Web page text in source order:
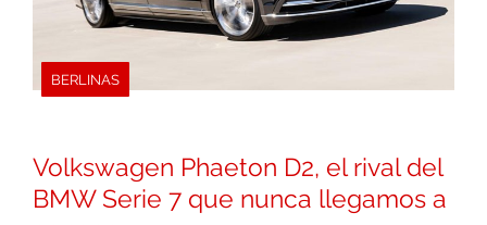
BERLINAS
Volkswagen Phaeton D2, el rival del
BMW Serie 7 que nunca llegamos a